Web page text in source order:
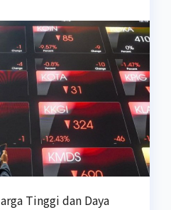
Tinggi dan Daya